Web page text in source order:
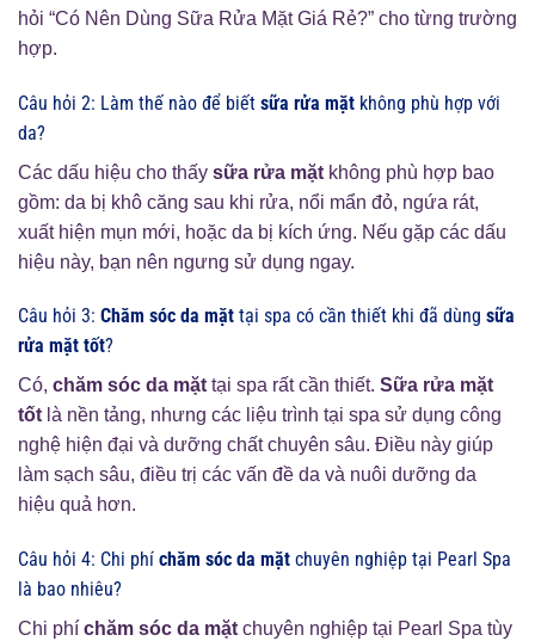
hỏi “Có Nên Dùng Sữa Rửa Mặt Giá Rẻ?” cho từng trường
hợp.
Câu hỏi 2: Làm thế nào để biết sữa rửa mặt không phù hợp với
da?
Các dấu hiệu cho thấy sữa rửa mặt không phù hợp bao
gồm: da bị khô căng sau khi rửa, nổi mẩn đỏ, ngứa rát,
xuất hiện mụn mới, hoặc da bị kích ứng. Nếu gặp các dấu
hiệu này, bạn nên ngưng sử dụng ngay.
Câu hỏi 3: Chăm sóc da mặt tại spa có cần thiết khi đã dùng sữa
rửa mặt tốt?
Có, chăm sóc da mặt tại spa rất cần thiết. Sữa rửa mặt
tốt là nền tảng, nhưng các liệu trình tại spa sử dụng công
nghệ hiện đại và dưỡng chất chuyên sâu. Điều này giúp
làm sạch sâu, điều trị các vấn đề da và nuôi dưỡng da
hiệu quả hơn.
Câu hỏi 4: Chi phí chăm sóc da mặt chuyên nghiệp tại Pearl Spa
là bao nhiêu?
Chi phí chăm sóc da mặt chuyên nghiệp tại Pearl Spa tùy